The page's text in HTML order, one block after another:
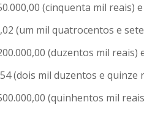
(cinquenta mil reais)
(um mil quatrocentos e
(duzentos mil
(dois mil duzentos e
(quinhentos mil